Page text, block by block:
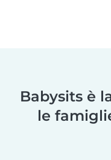
Babysits è
le